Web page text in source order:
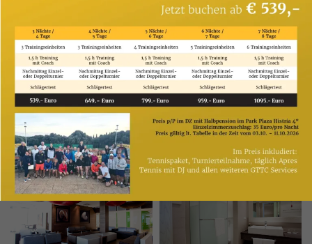
Ca. 33 m², kombiniertes Wohn-/Schlafzimmer,
optisch abgetrennt, Klimaanlage: individuell
regelbar, kalt, warm, Fußboden: Laminat, Föhn,
Safe: ohne Gebühr, Sitzecke, Telefon, Minibar:
gegen Gebühr, Internet: Breitband-Internet/DSL:
ohne Gebühr, Fernseher: Flatscreen, deutsches
Programm, Sat-TV, Badewanne oder Dusche, WC,
Balkon: mit Sitzgelegenheit, Terrasse: Loggia